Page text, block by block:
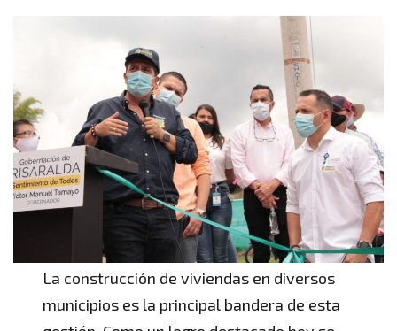
La construcción de viviendas en diversos
municipios es la principal bandera de esta